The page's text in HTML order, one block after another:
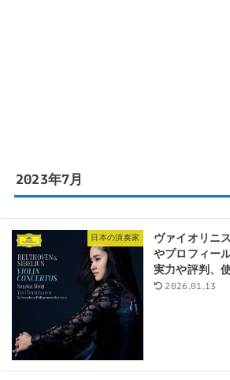
2023年7月
日本の演奏家
ヴァイオリニ
やプロフィー
実力や評判、
2026.01.13